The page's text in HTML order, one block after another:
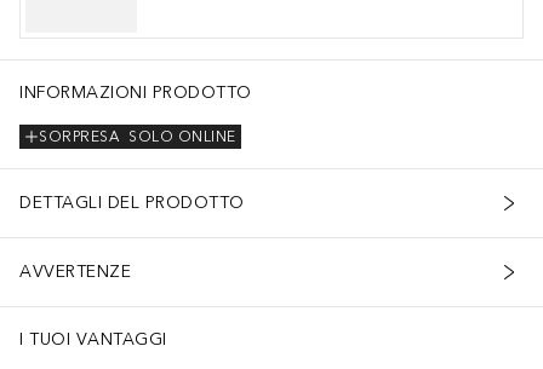
INFORMAZIONI PRODOTTO
SOLO ONLINE
SORPRESA
DETTAGLI DEL PRODOTTO
AVVERTENZE
I TUOI VANTAGGI